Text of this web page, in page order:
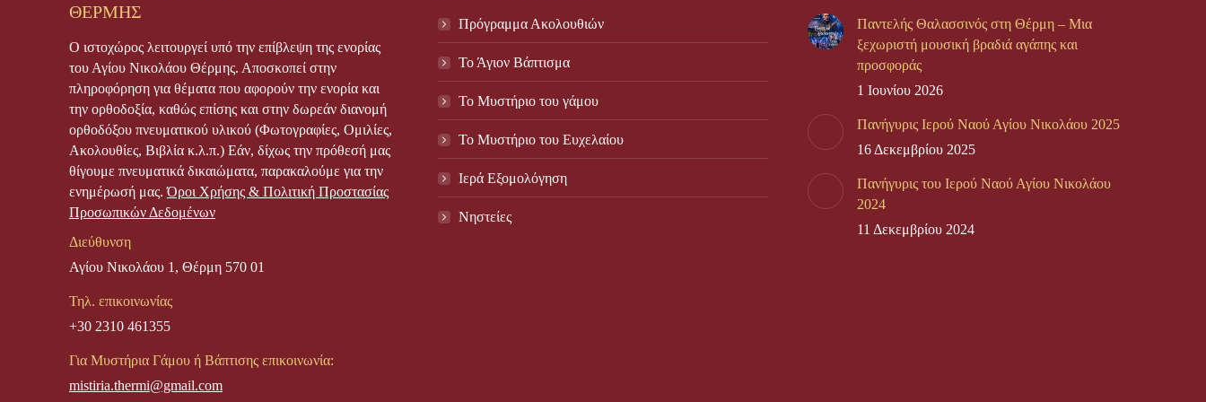
ΘΕΡΜΗΣ
Ο ιστοχώρος λειτουργεί υπό την επίβλεψη της ενορίας
του Αγίου Νικολάου Θέρμης. Αποσκοπεί στην
πληροφόρηση για θέματα που αφορούν την ενορία και
την ορθοδοξία, καθώς επίσης και στην δωρεάν διανομή
ορθοδόξου πνευματικού υλικού (Φωτογραφίες, Ομιλίες,
Ακολουθίες, Βιβλία κ.λ.π.) Εάν, δίχως την πρόθεσή μας
θίγουμε πνευματικά δικαιώματα, παρακαλούμε για την
ενημέρωσή μας.Όροι Χρήσης & Πολιτική Προστασίας
Προσωπικών Δεδομένων
Διεύθυνση
Αγίου Νικολάου 1, Θέρμη 570 01
Τηλ. επικοινωνίας
+30 2310 461355
Για Μυστήρια Γάμου ή Βάπτισης επικοινωνία:
mistiria.thermi@gmail.com
Πρόγραμμα Ακολουθιών
Το Άγιον Βάπτισμα
Το Μυστήριο του γάμου
Το Mυστήριο του Eυχελαίου
Ιερά Εξομολόγηση
Νηστείες
Παντελής Θαλασσινός στη Θέρμη – Μια
ξεχωριστή μουσική βραδιά αγάπης και
προσφοράς
1 Ιουνίου 2026
Πανήγυρις Ιερού Ναού Αγίου Νικολάου 2025
16 Δεκεμβρίου 2025
Πανήγυρις του Ιερού Ναού Αγίου Νικολάου
2024
11 Δεκεμβρίου 2024